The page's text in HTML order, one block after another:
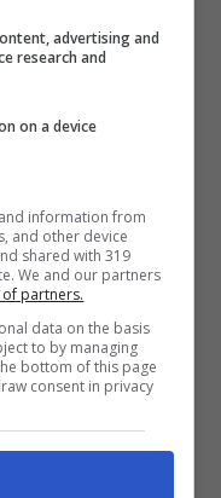
per
da
Nuova
Città
e
advertising and
research and
on a device
information from
and other device
shared with 319
We and our partners
of partners.
data on the basis
to by managing
bottom of this page
consent in privacy